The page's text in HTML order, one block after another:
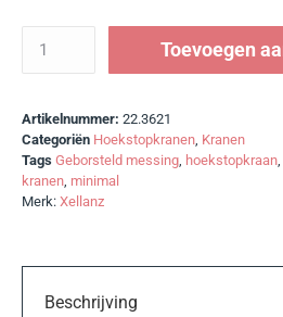
Toevoegen
Artikelnummer: 22.3621
Categoriën Hoekstopkranen, Kranen
Tags Geborsteld messing, hoekstopkraan,
kranen, minimal
Merk: Xellanz
Beschrijving